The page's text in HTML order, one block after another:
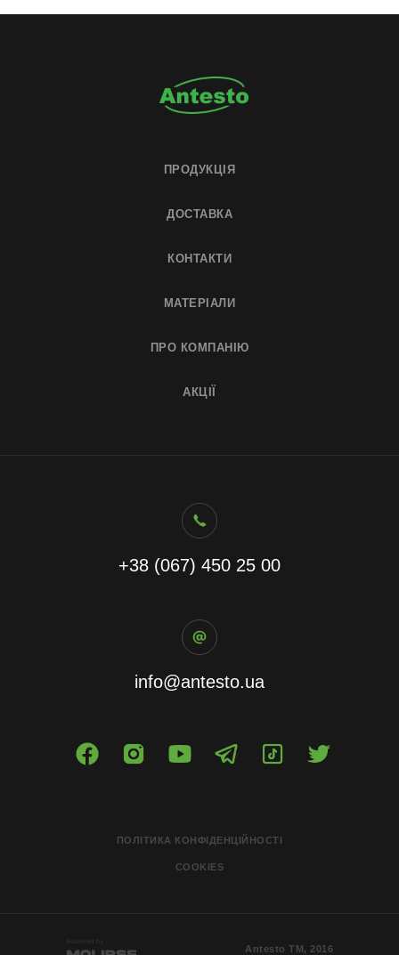
ПОЛІТИКА КОНФІДЕНЦІЙНОСТІ
COOKIES
info@antesto.ua
+38 (067) 450 25 00
ПРОДУКЦІЯ
МАТЕРІАЛИ
АКЦІЇ
ДОСТАВКА
ПРО КОМПАНІЮ
КОНТАКТИ
Antesto ТМ, 2016